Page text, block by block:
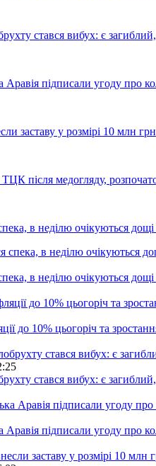
стався вибух: є
Аравія підписали угоду про
заставу у розмірі 10 млн грн
після медогляду,
в неділю очікуються дощі
в неділю очікуються дощі
до 10% цьогоріч та
стався вибух: є
Аравія підписали угоду про